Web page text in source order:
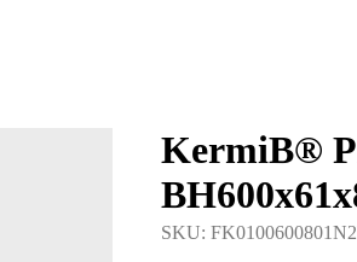
KermiВ®
SKU: